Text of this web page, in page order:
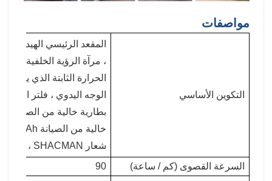
مواصفات
التكوين الأساسي
المقعد الرئيسي
، مرآة الرؤية الخلفية
الحرارة الثابتة الذي يتم
الوجه اليدوي ، فلتر
شعار SHACMAN ، شعار إنجليزي كامل
السرعة القصوى (كم / ساعة)
90